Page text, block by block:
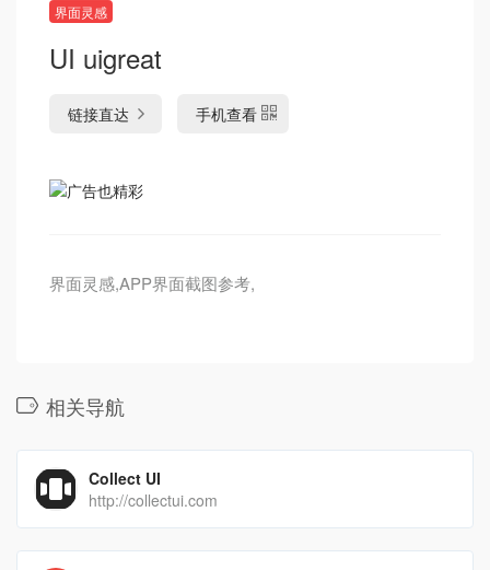
界面灵感
UI uigreat
链接直达 手机查看
界面灵感,APP界面截图参考,
相关导航
Collect UI
http://collectui.com